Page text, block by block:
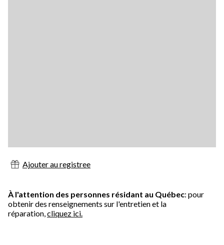
Ajouter au registree
À l'attention des personnes résidant au Québec: pour
obtenir des renseignements sur l'entretien et la
réparation,cliquez ici.